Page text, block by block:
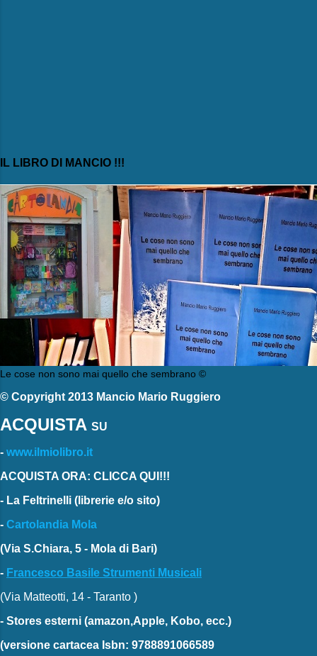
IL LIBRO DI MANCIO !!!
Le cose non sono mai quello che sembrano ©
© Copyright 2013 Mancio Mario Ruggiero
ACQUISTA SU
- www.ilmiolibro.it
ACQUISTA ORA: CLICCA QUI!!!
- La Feltrinelli (librerie e/o sito)
- Cartolandia Mola
(Via S.Chiara, 5 - Mola di Bari)
- Francesco Basile Strumenti Musicali
(Via Matteotti, 14 - Taranto )
- Stores esterni (amazon,Apple, Kobo, ecc.)
(versione cartacea Isbn: 9788891066589